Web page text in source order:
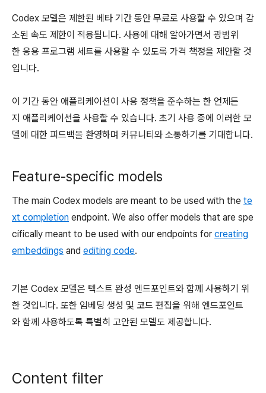
Codex 모델은 제한된 베타 기간 동안 무료로 사용할 수 있으며 감
소된 속도 제한이 적용됩니다. 사용에 대해 알아가면서 광범위
한 응용 프로그램 세트를 사용할 수 있도록 가격 책정을 제안할 것
입니다.
이 기간 동안 애플리케이션이 사용 정책을 준수하는 한 언제든
지 애플리케이션을 사용할 수 있습니다. 초기 사용 중에 이러한 모
델에 대한 피드백을 환영하며 커뮤니티와 소통하기를 기대합니다.
Feature-specific models
The main Codex models are meant to be used with the te
xt completion endpoint. We also offer models that are spe
cifically meant to be used with our endpoints for creating
embeddings and editing code.
기본 Codex 모델은 텍스트 완성 엔드포인트와 함께 사용하기 위
한 것입니다. 또한 임베딩 생성 및 코드 편집을 위해 엔드포인트
와 함께 사용하도록 특별히 고안된 모델도 제공합니다.
Content filter